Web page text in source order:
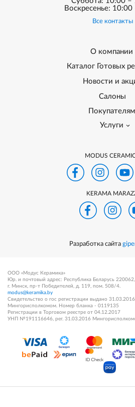
Воскресенье:
Все контакты
О компании
Каталог Готовых
Новости и
Салоны
Покупателям
Услуги
MODUS
KERAMA
Разработка сайта
ООО «Модус Керамика»
Юр. и почтовый адрес: Республика Беларусь 220062,
г. Минск, пр-т Победителей, д. 119, пом. 508/4.
modus@keramika.by
Свидетельство о гос регистрации выдано
Мингорисполкомом. Номер бланка - 0119135
Регистрации в Торговом реестре от 04.12.2017
УНП №191116646, рег. 31.03.2016